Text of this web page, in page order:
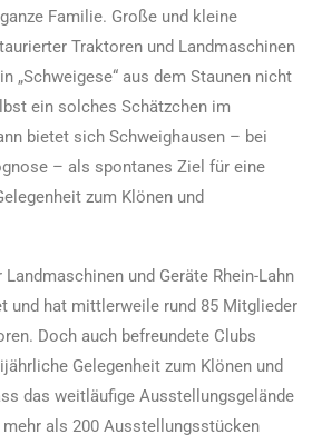
Familie. Große und kleine
Traktoren und Landmaschinen
„Schweigese“ aus dem Staunen nicht
ein solches Schätzchen im
bietet sich Schweighausen – bei
– als spontanes Ziel für eine
zum Klönen und
und Geräte Rhein-Lahn
und hat mittlerweile rund 85 Mitglieder
Doch auch befreundete Clubs
Gelegenheit zum Klönen und
das weitläufige Ausstellungsgelände
als 200 Ausstellungsstücken